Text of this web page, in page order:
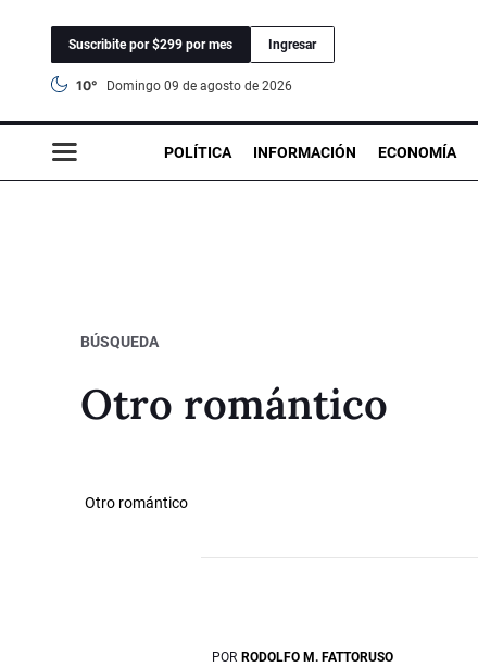
Suscribite por $299 por mes Ingresar
10° domingo 09 de agosto de 2026
POLÍTICA INFORMACIÓN ECONOMÍA
BÚSQUEDA
Otro romántico
Otro romántico
POR RODOLFO M. FATTORUSO